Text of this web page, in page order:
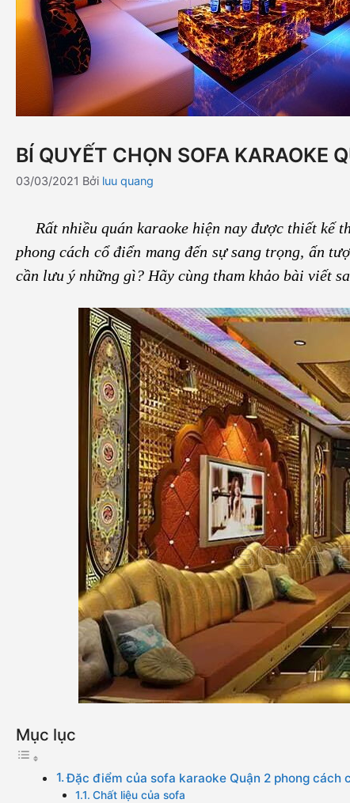
BÍ QUYẾT CHỌN SOFA KARAOKE
03/03/2021 Bởi luu quang
Rất nhiều quán karaoke hiện nay được thiết kế
phong cách cổ điển mang đến sự sang trọng, ấn
cần lưu ý những gì? Hãy cùng tham khảo bài viết
Mục lục
Đặc điểm của sofa karaoke Quận 2 phong cách
Chất liệu của sofa